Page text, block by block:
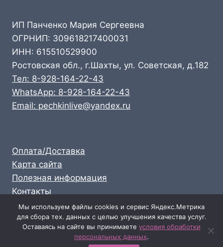
ИП Панченко Мария Сергеевна
ОГРНИП: 309618217400031
ИНН: 615510529900
Ростовская обл., г.Шахты, ул. Советская, д.182
Тел: 8-928-164-22-43
WhatsApp: 8-928-164-22-43
Email: pechkinlive@yandex.ru
Оплата/Доставка
Карта сайта
Полезная информация
Контакты
Личный кабинет
Опт: 8-928-164-22-43
Розница: 8-989-711-58-47
Мы используем файлы cookies и сервис Яндекс.Метрика
для сбора тех. данных с целью улучшения качества услуг.
Оставаясь на сайте вы принимаете условия обработки
персональных данных.